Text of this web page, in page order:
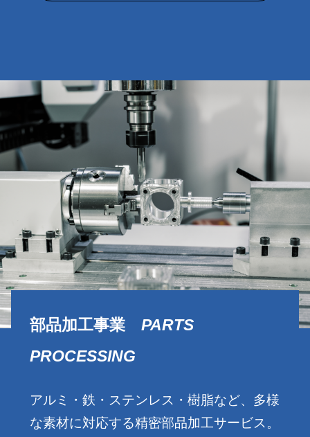
部品加工事業
PARTS
PROCESSING
アルミ・鉄・ステンレス・樹脂など、多様
な素材に対応する精密部品加工サービス。